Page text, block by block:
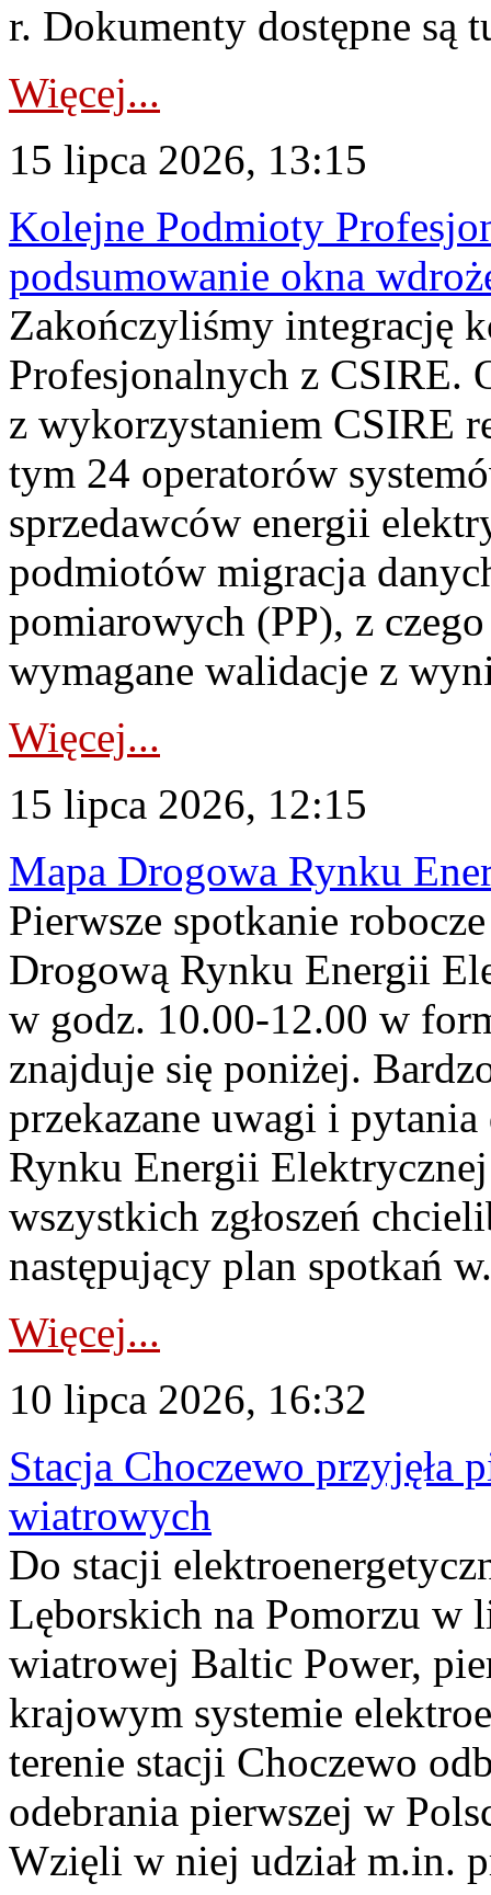
r. Dokumenty dostępne są
Więcej...
15 lipca 2026, 13:15
Kolejne Podmioty
podsumowanie okna
Zakończyliśmy integrację
Profesjonalnych z CSIRE.
z wykorzystaniem CSIRE
tym 24 operatorów
sprzedawców energii
podmiotów migracja
pomiarowych (PP), z
wymagane walidacje z
Więcej...
15 lipca 2026, 12:15
Mapa Drogowa Rynku
Pierwsze spotkanie
Drogową Rynku Energii
w godz. 10.00-12.00 w
znajduje się poniżej.
przekazane uwagi i
Rynku Energii
wszystkich zgłoszeń
następujący plan spotkań
Więcej...
10 lipca 2026, 16:32
Stacja Choczewo przyjęła
wiatrowych
Do stacji
Lęborskich na Pomorzu w
wiatrowej Baltic Power,
krajowym systemie
terenie stacji Choczewo
odebrania pierwszej w
Wzięli w niej udział m.in.